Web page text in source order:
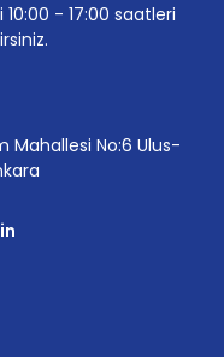
- 17:00 saatleri
Mahallesi No:6 Ulus-